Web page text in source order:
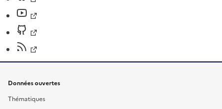
Données ouvertes
Thématiques